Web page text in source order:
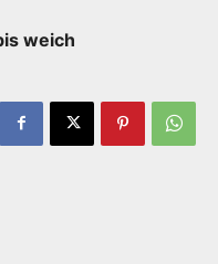
weich